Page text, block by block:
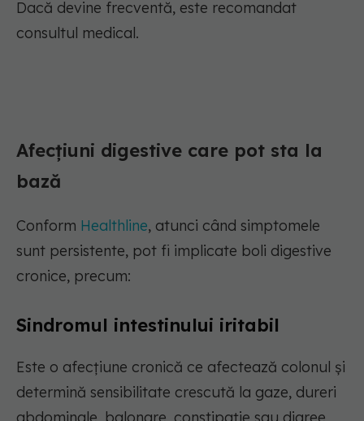
Dacă devine frecventă, este recomandat
consultul medical.
Afecțiuni digestive care pot sta la
bază
Conform Healthline, atunci când simptomele
sunt persistente, pot fi implicate boli digestive
cronice, precum:
Sindromul intestinului iritabil
Este o afecțiune cronică ce afectează colonul și
determină sensibilitate crescută la gaze, dureri